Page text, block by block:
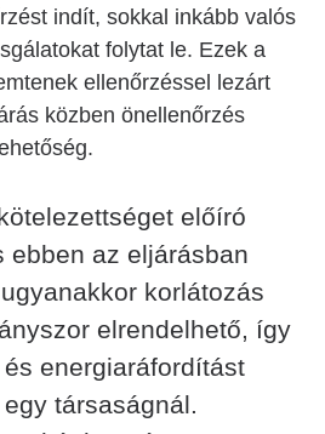
indít, sokkal inkább valós
folytat le. Ezek a
ellenőrzéssel lezárt
közben önellenőrzés
előíró
ebben az eljárásban
korlátozás
elrendelhető, így
energiaráfordítást
társaságnál.